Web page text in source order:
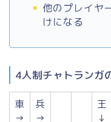
他のプレイヤ
けになる
4人制チャトランガ
車
→
兵
→
王
↓